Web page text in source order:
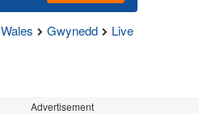
Wales Gwynedd Live
Advertisement